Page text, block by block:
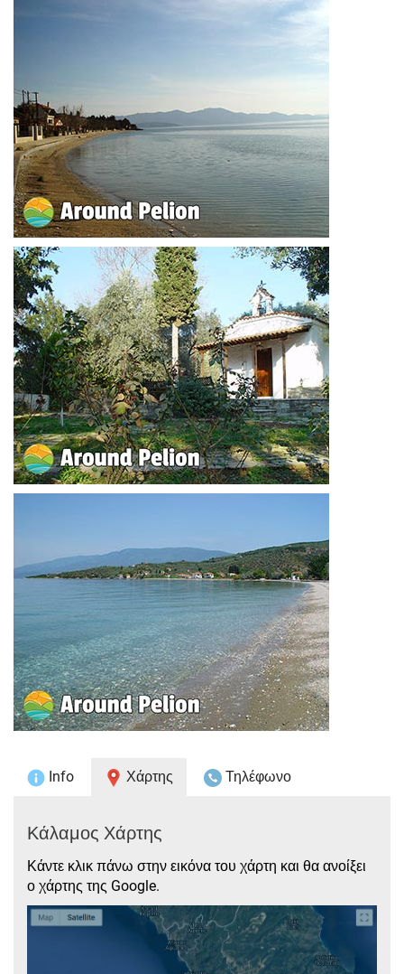
Info Χάρτης Τηλέφωνο
Κάλαμος Χάρτης
Κάντε κλικ πάνω στην εικόνα του χάρτη και θα ανοίξει
ο χάρτης της Google.